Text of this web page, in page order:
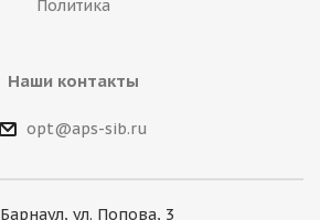
Политика
Наши контакты
opt@aps-sib.ru
Барнаул, ул. Попова, 3